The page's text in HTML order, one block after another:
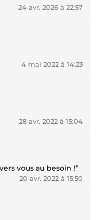
24 avr. 2026 à 22:57
4 mai 2022 à 14:23
28 avr. 2022 à 15:04
vous au besoin !”
20 avr. 2022 à 15:50